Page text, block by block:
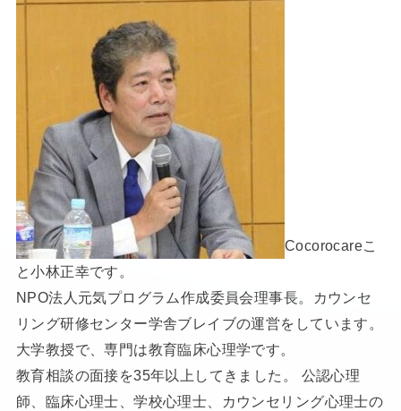
Cocorocareこ
と小林正幸です。
NPO法人元気プログラム作成委員会理事長。カウンセ
リング研修センター学舎ブレイブの運営をしています。
大学教授で、専門は教育臨床心理学です。
教育相談の面接を35年以上してきました。 公認心理
師、臨床心理士、学校心理士、カウンセリング心理士の